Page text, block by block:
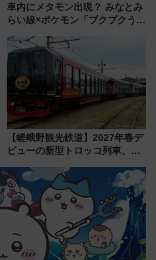
車内にメタモン出現？ みなとみ
らい線×ポケモン「ブクブクうみ
行開始に！ この夏は直通列車で
横浜へ！
【嵯峨野観光鉄道】2027年春デ
ビューの新型トロッコ列車、い
は2026年で引退